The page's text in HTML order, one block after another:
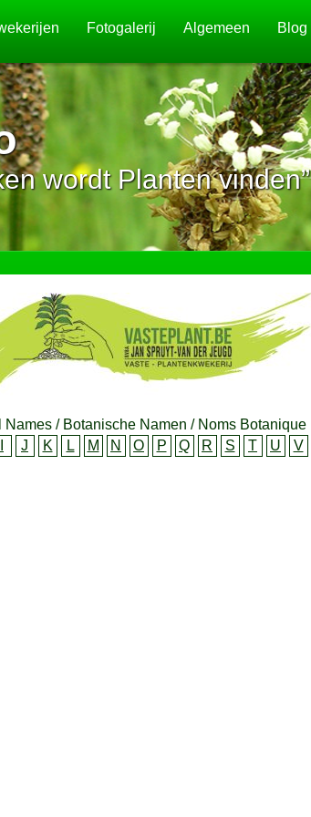
Fotogalerij Algemeen Blog
wordt Planten vinden”
/ Botanische Namen / Noms Botanique
J K L M N O P Q R S T U V